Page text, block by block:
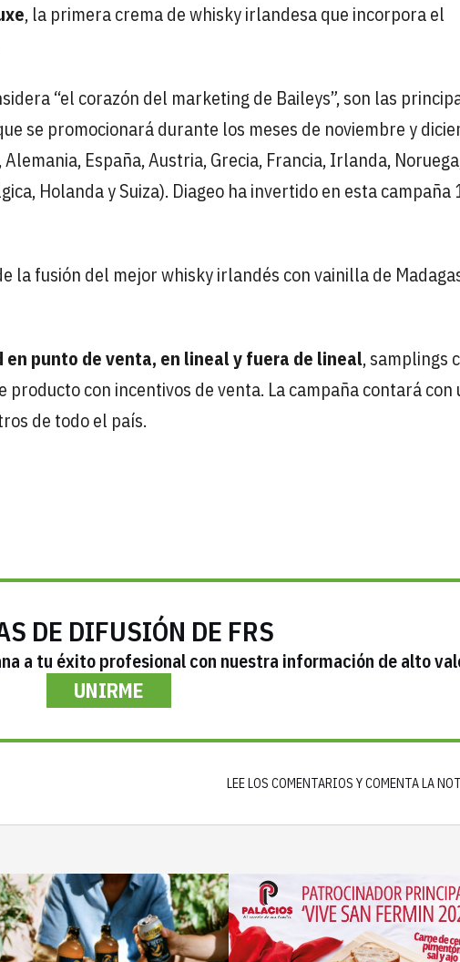
, la primera crema de whisky irlandesa que incorpora el
“el corazón del marketing de Baileys”, son las
se promocionará durante los meses de noviembre y
España, Austria, Grecia, Francia, Irlanda,
Holanda y Suiza). Diageo ha invertido en esta campaña
la fusión del mejor whisky irlandés con vainilla de
en punto de venta, en lineal y fuera de lineal, samplings
con incentivos de venta. La campaña contará con
de todo el país.
DE DIFUSIÓN DE FRS
a tu éxito profesional con nuestra información de alto
UNIRME
LEE LOS COMENTARIOS Y COMENTA LA